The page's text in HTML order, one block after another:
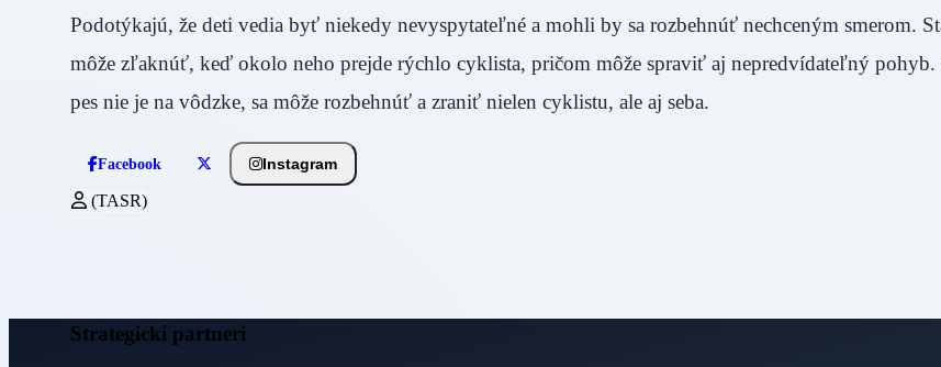
Podotýkajú, že deti vedia byť niekedy nevyspytateľné a mohli by sa rozbehnúť nechceným smerom.
môže zľaknúť, keď okolo neho prejde rýchlo cyklista, pričom môže spraviť aj nepredvídateľný pohyb.
pes nie je na vôdzke, sa môže rozbehnúť a zraniť nielen cyklistu, ale aj seba.
Facebook Instagram
(TASR)
Strategickí partneri